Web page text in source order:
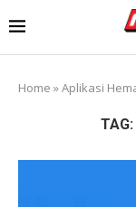
Home »Aplikasi
TAG: